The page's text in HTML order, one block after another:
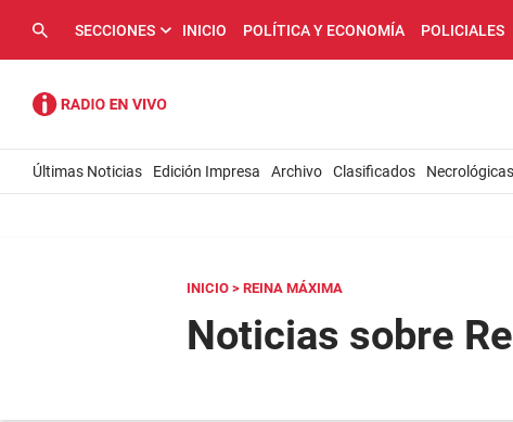
SECCIONES INICIO POLÍTICA Y ECONOMÍA POLICIALES
Últimas Noticias Edición Impresa Archivo Clasificados Necrológicas
INICIO > REINA MÁXIMA
Noticias sobre